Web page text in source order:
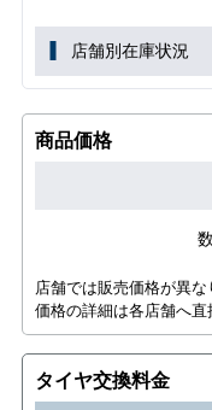
店舗別在庫状況
商品価格
店舗では販売価格が異な
価格の詳細は各店舗へ直
タイヤ交換料金